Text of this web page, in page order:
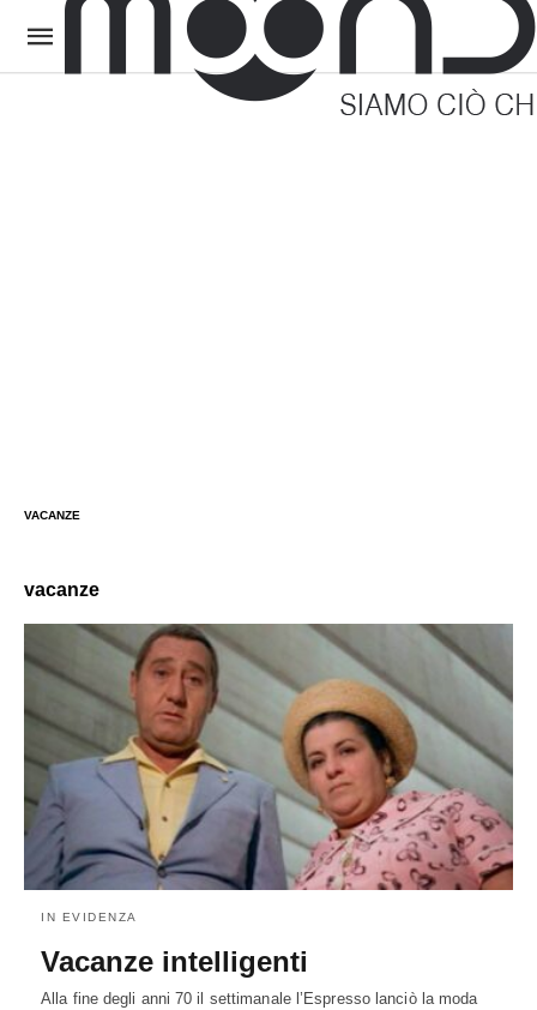
VACANZE
vacanze
IN EVIDENZA
Vacanze intelligenti
Alla fine degli anni 70 il settimanale l’Espresso lanciò la moda